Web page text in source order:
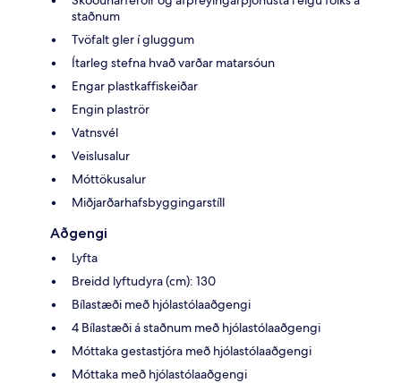
staðnum
Tvöfalt gler í gluggum
Ítarleg stefna hvað varðar matarsóun
Engar plastkaffiskeiðar
Engin plaströr
Vatnsvél
Veislusalur
Móttökusalur
Miðjarðarhafsbyggingarstíll
Aðgengi
Lyfta
Breidd lyftudyra (cm): 130
Bílastæði með hjólastólaaðgengi
4 Bílastæði á staðnum með hjólastólaaðgengi
Móttaka gestastjóra með hjólastólaaðgengi
Móttaka með hjólastólaaðgengi